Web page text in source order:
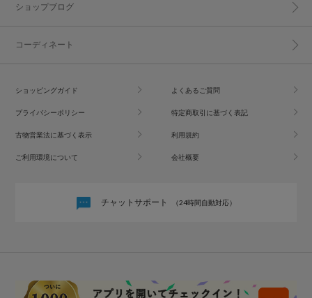
ショップブログ
コーディネート
ショッピングガイド よくあるご質問
プライバシーポリシー 特定商取引に基づく表記
古物営業法に基づく表示 利用規約
ご利用環境について 会社概要
チャットサポート （24時間自動対応）